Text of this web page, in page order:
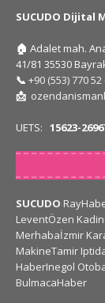
SUCUDO Dijital
🏠 Adalet mah.
41/81 35530
📞 +90 (553) 770 52
📩
UETS: 15623-
SUCUDO
LeventÖzen
Merhabaİzmir
MakineTamir
HaberInegol
BulmacaHaber